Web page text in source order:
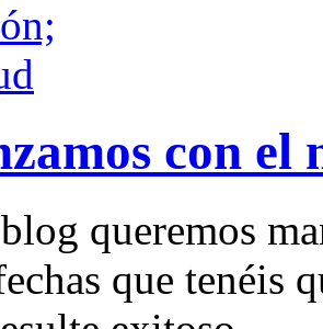
con el
queremos
que tenéis